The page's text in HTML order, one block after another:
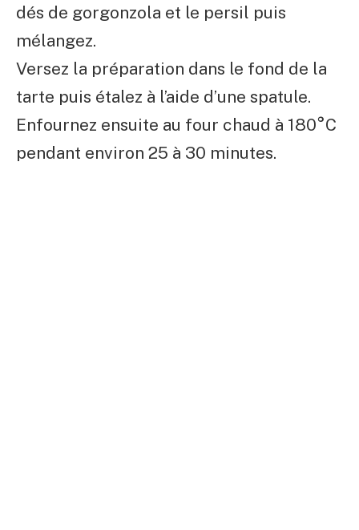
dés de gorgonzola et le persil puis
mélangez.
Versez la préparation dans le fond de la
tarte puis étalez à l’aide d’une spatule.
Enfournez ensuite au four chaud à 180°C
pendant environ 25 à 30 minutes.